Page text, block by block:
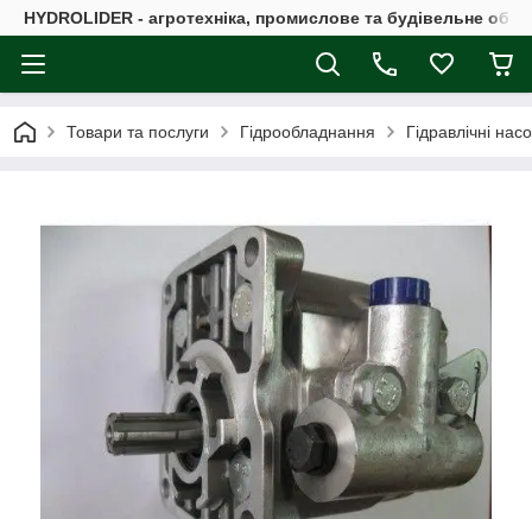
HYDROLIDER - агротехніка, промислове та будівельне
Товари та послуги Гідрообладнання Гідравлічні